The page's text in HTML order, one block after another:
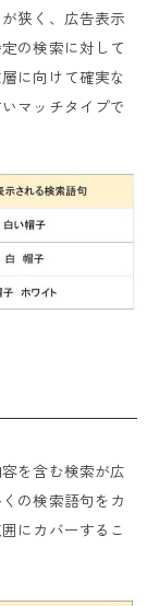
狭く、広告表示
の検索に対して
に向けて確実な
マッチタイプで
を含む検索が広
の検索語句をカ
にカバーするこ